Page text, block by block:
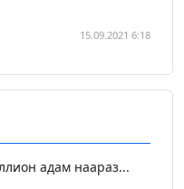
15.09.2021 6:18
адам наараз...